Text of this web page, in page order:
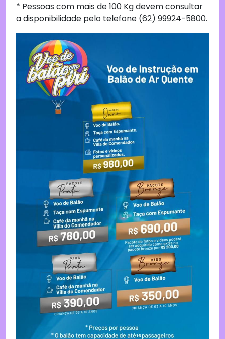
* Pessoas com mais de 100 Kg devem consultar
a disponibilidade pelo telefone (62) 99924-5800.